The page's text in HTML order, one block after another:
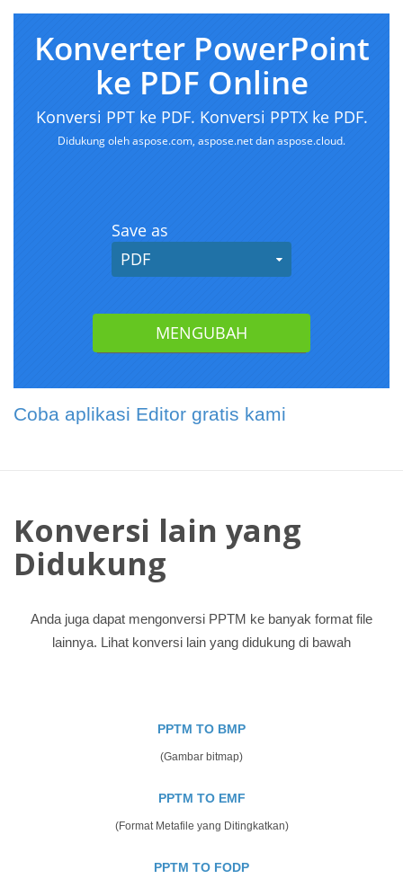
Coba aplikasi Editor gratis kami
Konversi lain yang
Didukung
Anda juga dapat mengonversi PPTM ke banyak format file
lainnya. Lihat konversi lain yang didukung di bawah
PPTM TO BMP
(Gambar bitmap)
PPTM TO EMF
(Format Metafile yang Ditingkatkan)
PPTM TO FODP